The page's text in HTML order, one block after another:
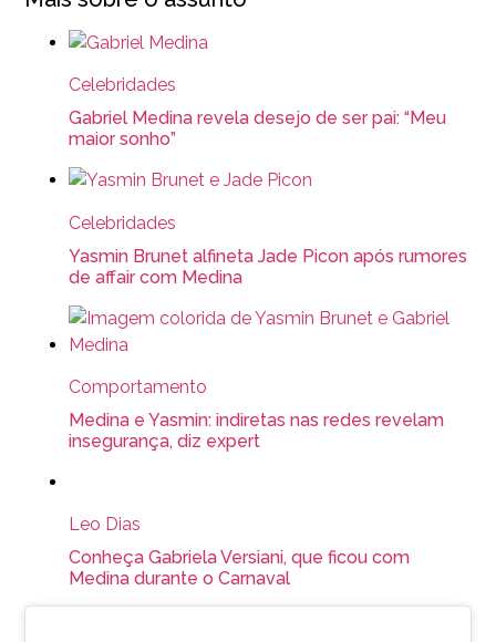
Celebridades
Gabriel Medina revela desejo de ser pai: “Meu
maior sonho”
Celebridades
Yasmin Brunet alfineta Jade Picon após rumores
de affair com Medina
Comportamento
Medina e Yasmin: indiretas nas redes revelam
insegurança, diz expert
Leo Dias
Conheça Gabriela Versiani, que ficou com
Medina durante o Carnaval